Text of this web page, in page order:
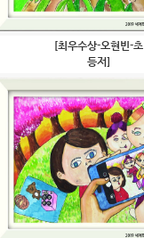
[최우수상-오현빈-초
등저]